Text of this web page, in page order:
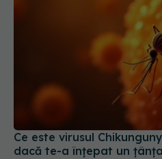
Ce este virusul
dacă te-a înțepat un